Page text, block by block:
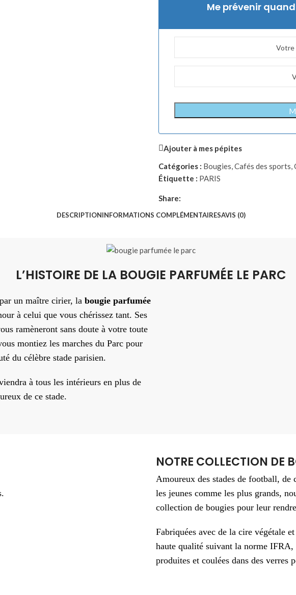
Me prévenir
Ajouter à mes pépites
Catégories : Bougies,Cafés des sports,
Étiquette : PARIS
Share:
DESCRIPTIONINFORMATIONS COMPLÉMENTAIRESAVIS (0)
L’HISTOIRE DE LA BOUGIE PARFUMÉE LE PARC
un maître cirier, la bougie parfumée
à celui que vous chérissez tant. Ses
ramèneront sans doute à votre toute
montiez les marches du Parc pour
du célèbre stade parisien.
à tous les intérieurs en plus de
de ce stade.
NOTRE COLLECTION DE
Amoureux des stades de football, de
les jeunes comme les plus grands,
collection de bougies pour leur
Fabriquées avec de la cire végétale
haute qualité suivant la norme
produites et coulées dans des verres